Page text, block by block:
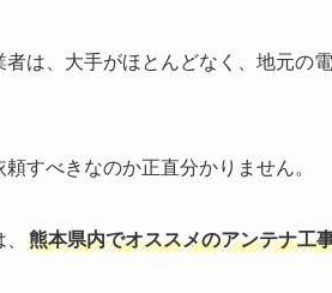
者は、大手がほとんどなく、地元の
すべきなのか正直分かりません。
熊本県内でオススメのアンテナ工